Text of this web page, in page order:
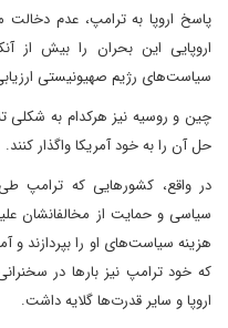
پاسخ اروپا به ترامپ، عدم
اروپایی این بحران را بیش از
سیاست‌های رژیم صهیونیستی
چین و روسیه نیز هرکدام به شکلی
حل آن را به خود آمریکا واگذار کنند.
در واقع، کشورهایی که ترامپ
سیاسی و حمایت از مخالفانشان
هزینه سیاست‌های او را بپردازند و
که خود ترامپ نیز بارها در
اروپا و سایر قدرت‌ها گلایه داشت.